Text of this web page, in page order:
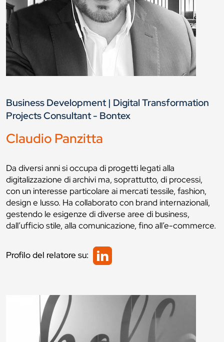
Business Development | Digital Transformation
Projects Consultant - Bontex
Claudio Panzitta
Da diversi anni si occupa di progetti legati alla
digitalizzazione di archivi ma, soprattutto, di processi,
con un interesse particolare ai mercati tessile, fashion,
design e lusso. Ha collaborato con brand internazionali,
gestendo le esigenze di diverse aree di business,
dall’ufficio stile, alla comunicazione, fino all’e-commerce.
Profilo del relatore su: